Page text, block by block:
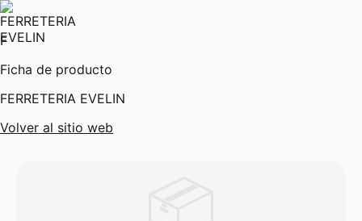
F
Ficha de producto
FERRETERIA EVELIN
Volver al sitio web